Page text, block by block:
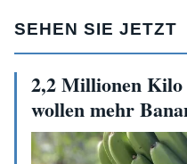
SEHEN SIE JETZT
2,2 Millionen
wollen mehr